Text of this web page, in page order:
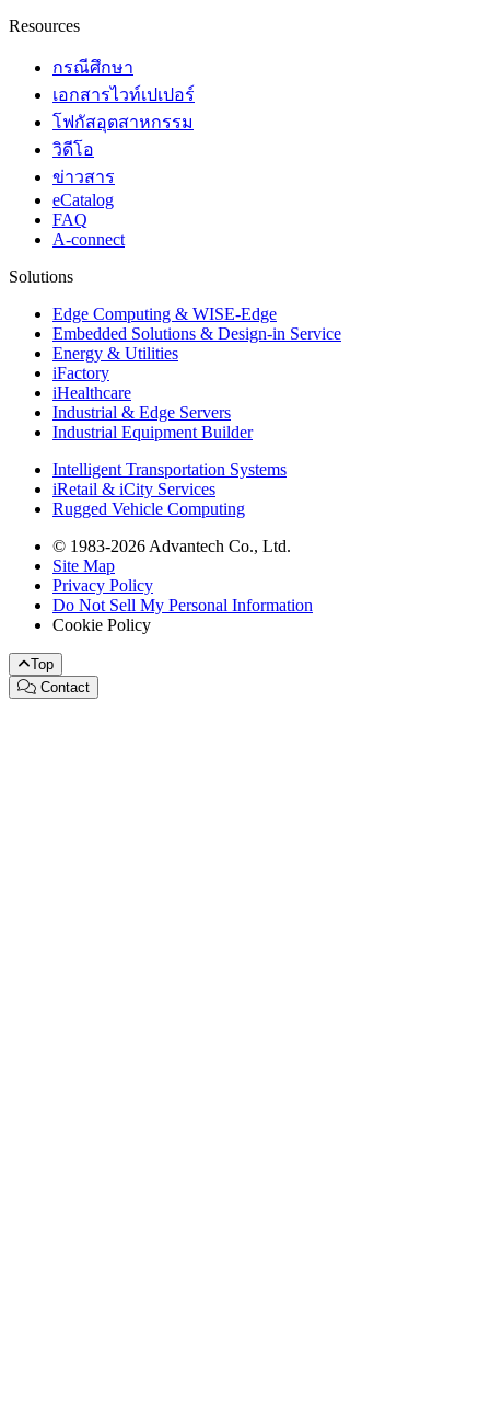
Resources
กรณีศึกษา
เอกสารไวท์เปเปอร์
โฟกัสอุตสาหกรรม
วิดีโอ
ข่าวสาร
eCatalog
FAQ
A-connect
Solutions
Edge Computing & WISE-Edge
Embedded Solutions & Design-in Service
Energy & Utilities
iFactory
iHealthcare
Industrial & Edge Servers
Industrial Equipment Builder
Intelligent Transportation Systems
iRetail & iCity Services
Rugged Vehicle Computing
© 1983-2026 Advantech Co., Ltd.
Site Map
Privacy Policy
Do Not Sell My Personal Information
Cookie Policy
Top
Contact